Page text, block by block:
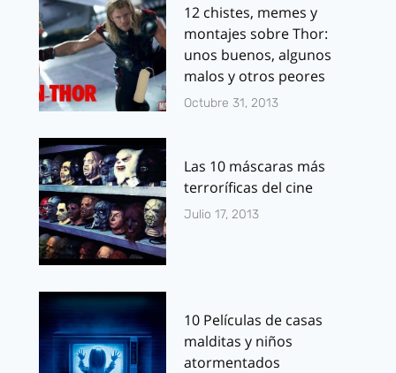
12 chistes, memes y
montajes sobre Thor:
unos buenos, algunos
malos y otros peores
Octubre 31, 2013
Las 10 máscaras más
terroríficas del cine
Julio 17, 2013
10 Películas de casas
malditas y niños
atormentados